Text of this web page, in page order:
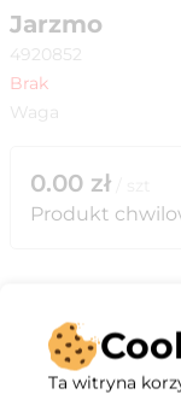
Jarzmo
4920852
Brak
Waga
0.00 zł
Produkt
Opis
Ta witryna